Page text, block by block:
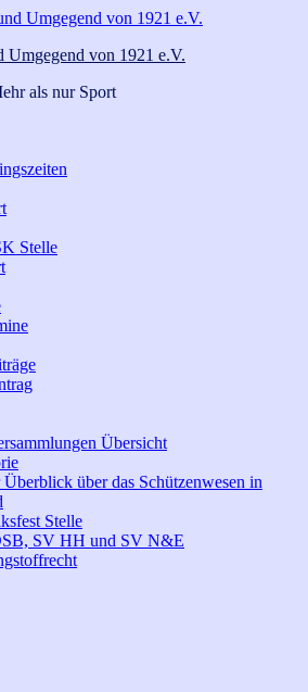
Umgegend von 1921 e.V.
als nur Sport
Stelle
Übersicht
über das Schützenwesen in
Stelle
SV HH und SV N&E